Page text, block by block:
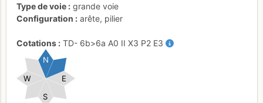
Type de voie
grande voie
Configuration
arête, pilier
Cotations TD- 6b>6a A0 II X3 P2 E3
E
W
S
N